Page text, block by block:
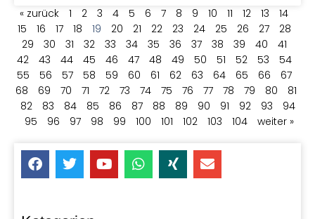
« zurück 1 2 3 4 5 6 7 8 9 10 11 12 13
14
15
16 17 18 19 20 21 22 23 24 25 26 27
28
29
30 31 32 33 34 35 36 37 38 39 40
41
42
43 44 45 46 47 48 49 50 51 52 53
54
55
56 57 58 59 60 61 62 63 64 65 66
67
68
69 70 71 72 73 74 75 76 77 78 79 80
81
82
83 84 85 86 87 88 89 90 91 92 93
94
95
96 97 98 99 100 101 102 103 104 weiter »